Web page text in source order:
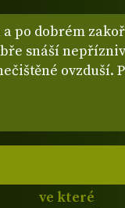
a po dobrém
snáší
ovzduší.
ve které